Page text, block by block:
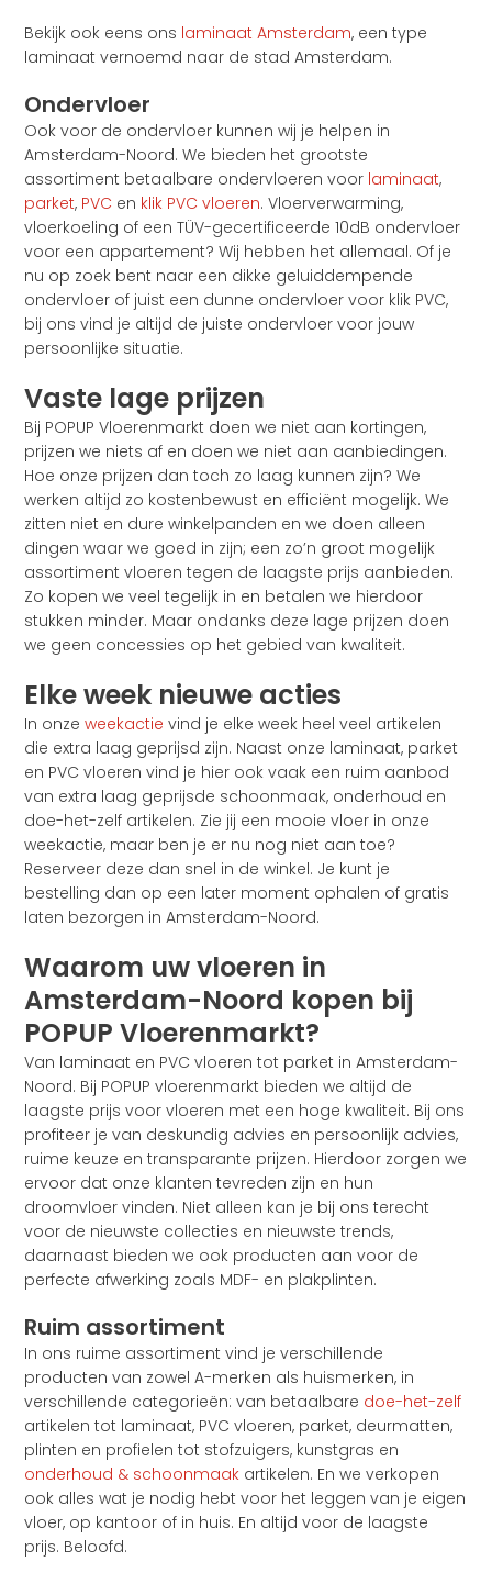
Bekijk ook eens ons laminaat Amsterdam, een type
laminaat vernoemd naar de stad Amsterdam.
Ondervloer
Ook voor de ondervloer kunnen wij je helpen in
Amsterdam-Noord. We bieden het grootste
assortiment betaalbare ondervloeren voor laminaat,
parket, PVC en klik PVC vloeren. Vloerverwarming,
vloerkoeling of een TÜV-gecertificeerde 10dB ondervloer
voor een appartement? Wij hebben het allemaal. Of je
nu op zoek bent naar een dikke geluiddempende
ondervloer of juist een dunne ondervloer voor klik PVC,
bij ons vind je altijd de juiste ondervloer voor jouw
persoonlijke situatie.
Vaste lage prijzen
Bij POPUP Vloerenmarkt doen we niet aan kortingen,
prijzen we niets af en doen we niet aan aanbiedingen.
Hoe onze prijzen dan toch zo laag kunnen zijn? We
werken altijd zo kostenbewust en efficiënt mogelijk. We
zitten niet en dure winkelpanden en we doen alleen
dingen waar we goed in zijn; een zo’n groot mogelijk
assortiment vloeren tegen de laagste prijs aanbieden.
Zo kopen we veel tegelijk in en betalen we hierdoor
stukken minder. Maar ondanks deze lage prijzen doen
we geen concessies op het gebied van kwaliteit.
Elke week nieuwe acties
In onzeweekactie vind je elke week heel veel artikelen
die extra laag geprijsd zijn. Naast onze laminaat, parket
en PVC vloeren vind je hier ook vaak een ruim aanbod
van extra laag geprijsde schoonmaak, onderhoud en
doe-het-zelf artikelen. Zie jij een mooie vloer in onze
weekactie, maar ben je er nu nog niet aan toe?
Reserveer deze dan snel in de winkel. Je kunt je
bestelling dan op een later moment ophalen of gratis
laten bezorgen in Amsterdam-Noord.
Waarom uw vloeren in
Amsterdam-Noord kopen bij
POPUP Vloerenmarkt?
Van laminaat en PVC vloeren tot parket in Amsterdam-
Noord. Bij POPUP vloerenmarkt bieden we altijd de
laagste prijs voor vloeren met een hoge kwaliteit. Bij ons
profiteer je van deskundig advies en persoonlijk advies,
ruime keuze en transparante prijzen. Hierdoor zorgen we
ervoor dat onze klanten tevreden zijn en hun
droomvloer vinden. Niet alleen kan je bij ons terecht
voor de nieuwste collecties en nieuwste trends,
daarnaast bieden we ook producten aan voor de
perfecte afwerking zoals MDF- en plakplinten.
Ruim assortiment
In ons ruime assortiment vind je verschillende
producten van zowel A-merken als huismerken, in
verschillende categorieën: van betaalbare doe-het-zelf
artikelen tot laminaat, PVC vloeren, parket, deurmatten,
plinten en profielen tot stofzuigers, kunstgras en
onderhoud & schoonmaak artikelen. En we verkopen
ook alles wat je nodig hebt voor het leggen van je eigen
vloer, op kantoor of in huis. En altijd voor de laagste
prijs. Beloofd.